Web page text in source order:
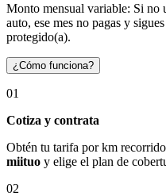
Monto mensual variable: Si no
auto, ese mes no pagas y sigues
protegido(a).
¿Cómo funciona?
01
Cotiza y contrata
Obtén tu tarifa por km
miituo y elige el plan de
02